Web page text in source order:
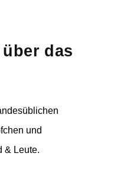
das
und
& Leute.